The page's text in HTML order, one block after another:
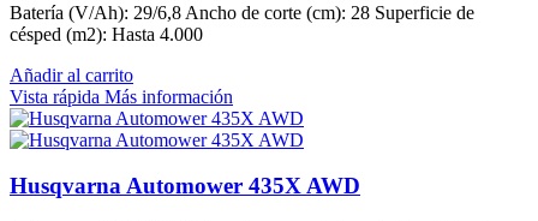
Batería (V/Ah): 29/6,8 Ancho de corte (cm): 28 Superficie de
césped (m2): Hasta 4.000
Añadir al carrito
Vista rápida Más información
Husqvarna Automower 435X AWD